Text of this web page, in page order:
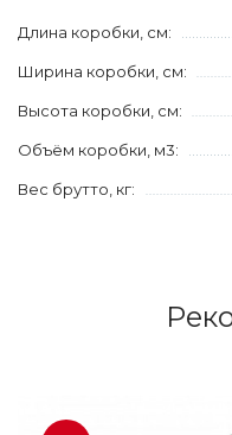
Длина коробки, см:
Ширина коробки, см:
Высота коробки, см:
Объём коробки, м3:
Вес брутто, кг: